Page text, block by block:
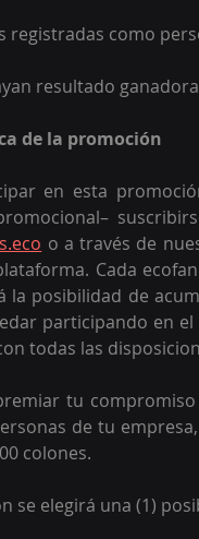
registradas como
resultado
de la promoción
en esta
o a través de
Cada
la posibilidad de
participando en
todas las
tu
de tu
colones.
se elegirá una (1)